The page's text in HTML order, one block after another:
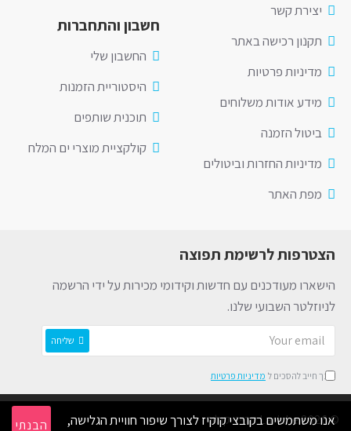
יצירת קשר
תקנון רכישה באתר
מדיניות פרטיות
מידע אודות משלוחים
ביטול הזמנה
מדיניות החזרות וביטולים
מפת האתר
חשבון והתחברות
החשבון שלי
היסטוריית הזמנות
תוכנית שותפים
קולקציית מוצרי ים המלח
הצטרפות לרשימת תפוצה
הישארו מעודכנים עם חדשות וקידומי מכירות על ידי הרשמה
לניוזלטר השבועי שלנו.
שליחה
הינך חייב להסכים ל מדיניות פרטיות
© 2026 Lariche קרייזי קולור הבנתי אנו משתמשים בקובצי קוקיז לצורך שיפור חוויית הגלישה,